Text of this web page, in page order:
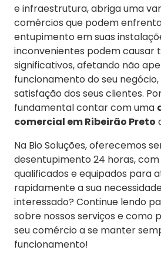
e infraestrutura, abriga uma
comércios que podem
entupimento em suas
inconvenientes podem causar
significativos, afetando não
funcionamento do seu
satisfação dos seus clientes.
fundamental contar com uma
comercial em Ribeirão Preto
Na Bio Soluções, oferecemos
desentupimento 24 horas, com
qualificados e equipados para
rapidamente a sua
interessado? Continue lendo
sobre nossos serviços e como
seu comércio a se manter
funcionamento!